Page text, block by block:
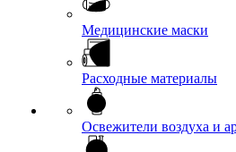
Медицинские маски
Расходные материалы
Освежители воздуха и